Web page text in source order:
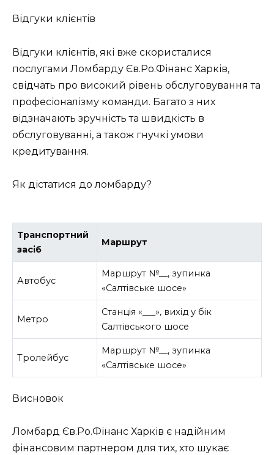
Відгуки клієнтів
Відгуки клієнтів, які вже скористалися
послугами Ломбарду Єв.Ро.Фінанс Харків,
свідчать про високий рівень обслуговування та
професіоналізму команди. Багато з них
відзначають зручність та швидкість в
обслуговуванні, а також гнучкі умови
кредитування.
Як дістатися до ломбарду?
Транспортний
засіб
Маршрут
Автобус
Маршрут №__, зупинка
«Салтівське шосе»
Метро
Станція «___», вихід у бік
Салтівського шосе
Тролейбус
Маршрут №__, зупинка
«Салтівське шосе»
Висновок
Ломбард Єв.Ро.Фінанс Харків є надійним
фінансовим партнером для тих, хто шукає